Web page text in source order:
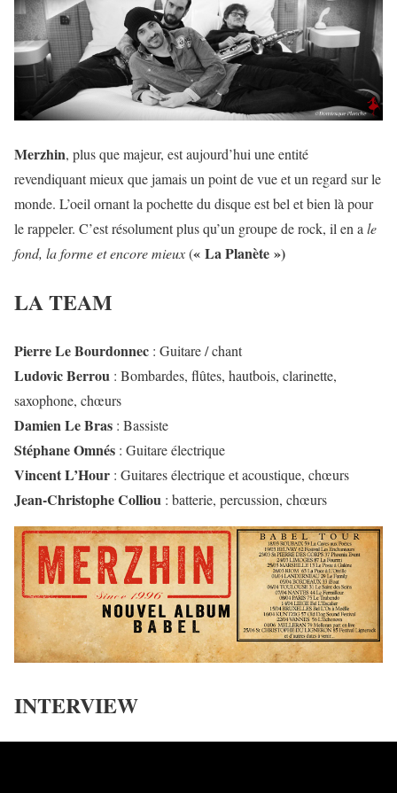
Merzhin, plus que majeur, est aujourd’hui une entité
revendiquant mieux que jamais un point de vue et un regard sur le
monde. L’oeil ornant la pochette du disque est bel et bien là pour
le rappeler. C’est résolument plus qu’un groupe de rock, il en a le
fond, la forme et encore mieux(« La Planète »)
LA TEAM
Pierre Le Bourdonnec : Guitare / chant
Ludovic Berrou : Bombardes, flûtes, hautbois, clarinette,
saxophone, chœurs
Damien Le Bras : Bassiste
Stéphane Omnés : Guitare électrique
Vincent L’Hour : Guitares électrique et acoustique, chœurs
Jean-Christophe Colliou : batterie, percussion, chœurs
INTERVIEW